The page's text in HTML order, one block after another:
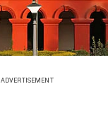
ADVERTISEMENT